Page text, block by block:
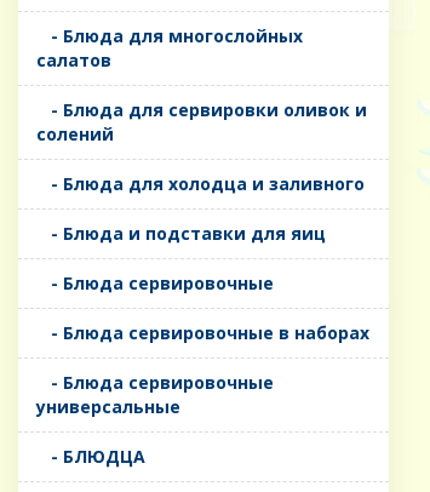
- Блюда для многослойных
салатов
- Блюда для сервировки оливок и
солений
- Блюда для холодца и заливного
- Блюда и подставки для яиц
- Блюда сервировочные
- Блюда сервировочные в наборах
- Блюда сервировочные
универсальные
- БЛЮДЦА